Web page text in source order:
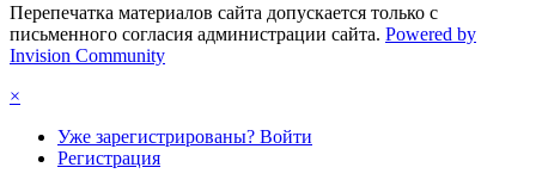
Перепечатка материалов сайта допускается только с
письменного согласия администрации сайта. Powered by
Invision Community
×
Уже зарегистрированы? Войти
Регистрация